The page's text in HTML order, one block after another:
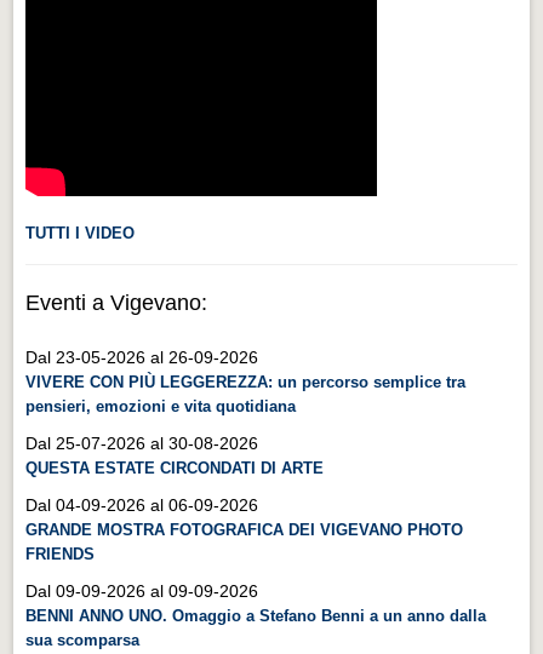
TUTTI I VIDEO
Eventi a Vigevano:
Dal 23-05-2026 al 26-09-2026
VIVERE CON PIÙ LEGGEREZZA: un percorso semplice tra
pensieri, emozioni e vita quotidiana
Dal 25-07-2026 al 30-08-2026
QUESTA ESTATE CIRCONDATI DI ARTE
Dal 04-09-2026 al 06-09-2026
GRANDE MOSTRA FOTOGRAFICA DEI VIGEVANO PHOTO
FRIENDS
Dal 09-09-2026 al 09-09-2026
BENNI ANNO UNO. Omaggio a Stefano Benni a un anno dalla
sua scomparsa